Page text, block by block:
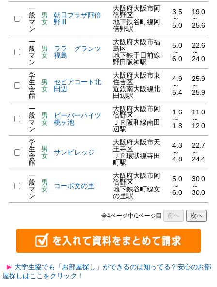
一
般
マ
ン
男
女
朝日プラザ阿倍
野Ⅲ
大阪府大阪市阿
倍野区
地下鉄谷町線阿
倍野駅
3.5
～
5.0
19.0
～
25.6
一
般
マ
ン
男
女
ララ グランツ
福島
大阪府大阪市福
島区
地下鉄千日前線
野田阪神駅
5.0
～
6.0
22.6
～
24.0
学
生
会
館
男
女
セピアコート北
田辺
大阪府大阪市東
住吉区
近鉄南大阪線北
田辺駅
4.9
～
5.4
25.9
～
25.9
一
般
マ
ン
男
女
ビーバーハイツ
桃ヶ池
大阪府大阪市阿
倍野区
ＪＲ阪和線南田
辺駅
1.6
～
1.8
11.0
～
12.0
学
生
会
館
男
女
サンビレッジ
大阪府大阪市天
王寺区
ＪＲ環状線寺田
町駅
4.3
～
4.8
22.7
～
24.4
一
般
マ
ン
男
女
コーポ文の里
大阪府大阪市阿
倍野区
地下鉄谷町線文
の里駅
5.0
～
6.0
30.0
～
30.0
全4ページ中/1ページ目 前へ 次へ
大学生協でも「お部屋探し」ができるのは知ってる？安心のお部
屋探しはここをクリック！